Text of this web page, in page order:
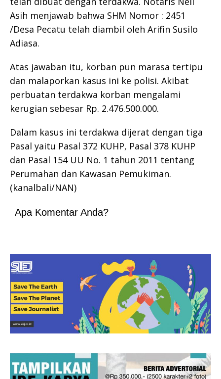
Asih menjawab bahwa SHM Nomor : 2451
/Desa Pecatu telah diambil oleh Arifin Susilo
Adiasa.
Atas jawaban itu, korban pun marasa tertipu
dan malaporkan kasus ini ke polisi. Akibat
perbuatan terdakwa korban mengalami
kerugian sebesar Rp. 2.476.500.000.
Dalam kasus ini terdakwa dijerat dengan tiga
Pasal yaitu Pasal 372 KUHP, Pasal 378 KUHP
dan Pasal 154 UU No. 1 tahun 2011 tentang
Perumahan dan Kawasan Pemukiman.
(kanalbali/NAN)
Apa Komentar Anda?